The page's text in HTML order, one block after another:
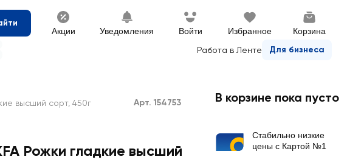
Акции Уведомления Войти Избранное Корзина
Работа в Ленте Для бизнеса
высший сорт, 450г Арт. 154753
Рожки гладкие высший
В корзине пока пусто
Стабильно низкие
цены с Картой №1